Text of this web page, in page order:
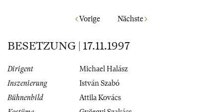
Vorige Nächste
BESETZUNG | 17.11.1997
Dirigent
Michael Halász
Inszenierung
István Szabó
Bühnenbild
Attila Kovács